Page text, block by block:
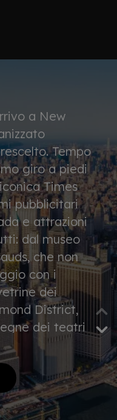
a New
Tempo
giro a piedi
Times
pubblicitari
e attrazioni
dal museo
, che non
con i
dei
District,
dei teatri
District.
in